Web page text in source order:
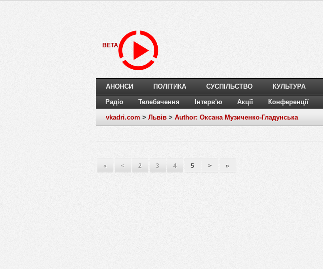
BETA
АНОНСИ ПОЛІТИКА СУСПІЛЬСТВО КУЛЬТУРА
Радіо Телебачення Інтерв'ю Акції Конференції
vkadri.com > Львів > Author: Оксана Музиченко-Гладунська
« < 2 3 4 5 > »